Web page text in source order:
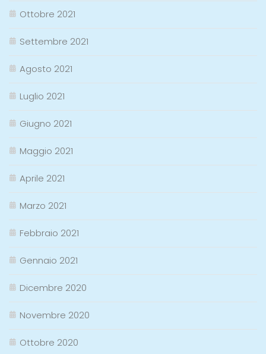
Ottobre 2021
Settembre 2021
Agosto 2021
Luglio 2021
Giugno 2021
Maggio 2021
Aprile 2021
Marzo 2021
Febbraio 2021
Gennaio 2021
Dicembre 2020
Novembre 2020
Ottobre 2020